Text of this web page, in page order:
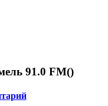
91.0 FM()